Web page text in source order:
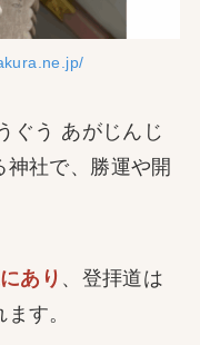
ぐう あがじんじ
社で、勝運や開
あり 、登拝道は
す。